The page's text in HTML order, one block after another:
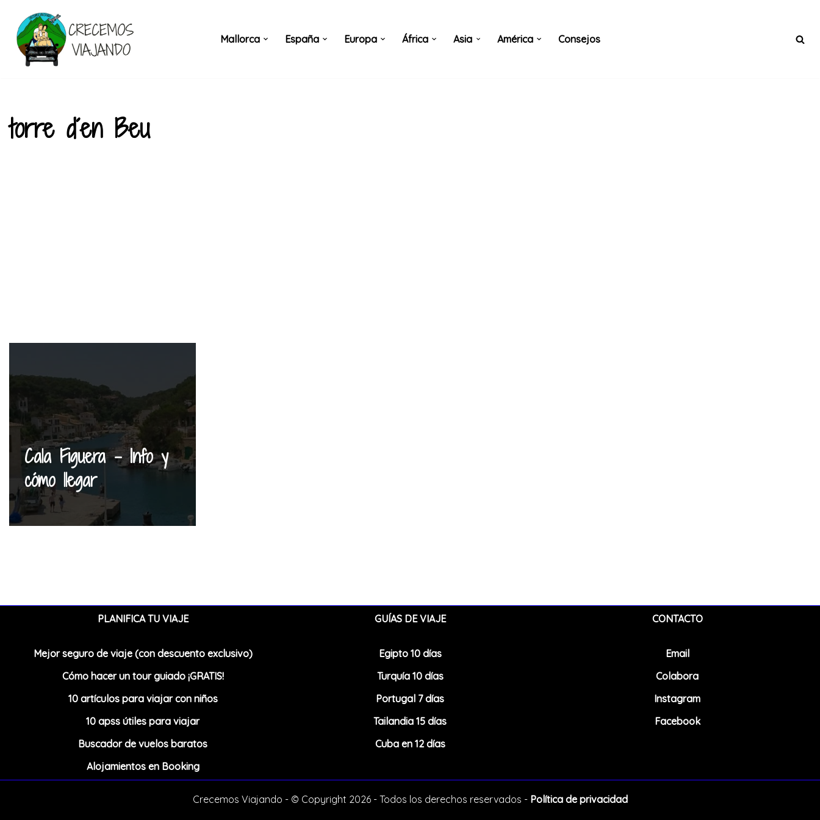
Saltar
contenido
Mallorca España Europa África Asia América Consejos
torre d´en Beu
Cala Figuera – Info y
cómo llegar
PLANIFICA TU VIAJE
Mejor seguro de viaje (con descuento exclusivo)
Cómo hacer un tour guiado ¡GRATIS!
10 artículos para viajar con niños
10 apss útiles para viajar
Buscador de vuelos baratos
Alojamientos en Booking
GUÍAS DE VIAJE
Egipto 10 días
Turquía 10 días
Portugal 7 días
Tailandia 15 días
Cuba en 12 días
CONTACTO
Email
Colabora
Instagram
Facebook
Crecemos Viajando - © Copyright 2026 - Todos los derechos reservados - Política de privacidad